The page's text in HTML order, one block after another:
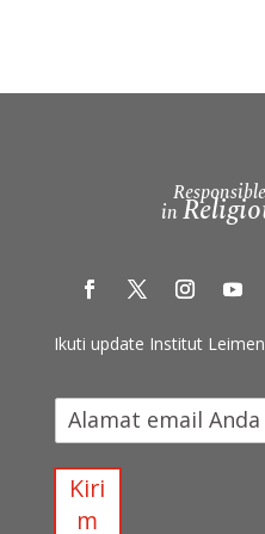
in
Ikuti update Institut
Kiri
m